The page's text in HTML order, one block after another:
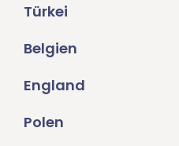
Türkei
Belgien
England
Polen